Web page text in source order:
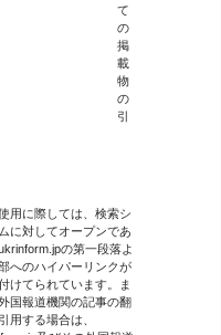
て
の
掲
載
物
の
引
用に際しては、検索シ
に対してオープンであ
の第一段落よ
へのハイパーリンクが
けてられています。ま
国報道機関の記事の翻
用する場合は、